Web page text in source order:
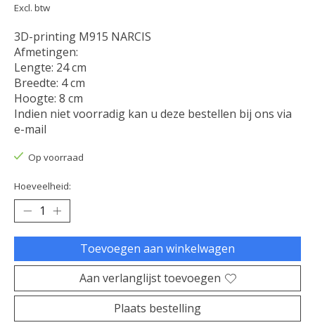
Excl. btw
3D-printing M915 NARCIS
Afmetingen:
Lengte: 24 cm
Breedte: 4 cm
Hoogte: 8 cm
Indien niet voorradig kan u deze bestellen bij ons via
e-mail
Op voorraad
Hoeveelheid:
Toevoegen aan winkelwagen
Aan verlanglijst toevoegen
Plaats bestelling